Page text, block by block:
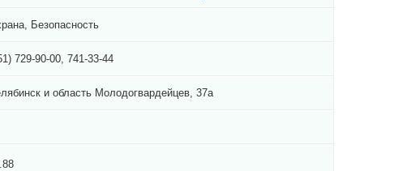
Безопасность
729-90-00, 741-33-44
и область Молодогвардейцев, 37а